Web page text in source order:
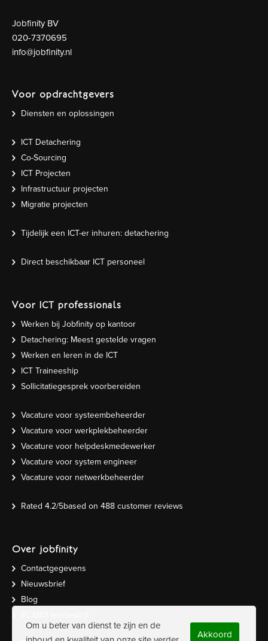
Jobfinity BV
020-7370695
info@jobfinity.nl
Voor opdrachtgevers
Diensten en oplossingen
ICT Detachering
Co-Sourcing
ICT Projecten
Infrastructuur projecten
Migratie projecten
Tijdelijk een ICT-er inhuren: detachering
Direct beschikbaar ICT personeel
Voor ICT professionals
Werken bij Jobfinity op kantoor
Detachering: Meest gestelde vragen
Werken en leren in de ICT
ICT Traineeship
Sollicitatiegesprek voorbereiden
Vacature voor systeembeheerder
Vacature voor werkplekbeheerder
Vacature voor helpdeskmedewerker
Vacature voor system engineer
Vacature voor netwerkbeheerder
Rated 4.2/5based on 488 customer reviews
Over jobfinity
Contactgegevens
Nieuwsbrief
Blog
Om u beter van dienst te zijn en de
Akkoord